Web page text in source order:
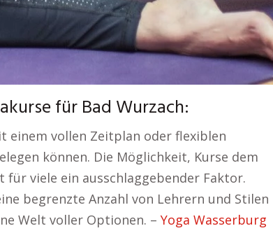
für Bad Wurzach:
einem vollen Zeitplan oder flexiblen
können. Die Möglichkeit, Kurse dem
für viele ein ausschlaggebender Faktor.
begrenzte Anzahl von Lehrern und Stilen
Welt voller Optionen. – Yoga Wasserburg